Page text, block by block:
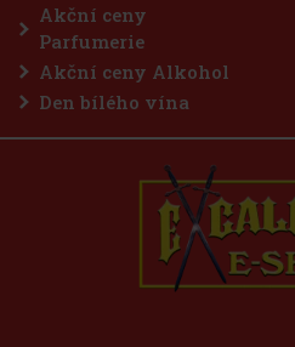
Akční ceny
Parfumerie
Akční ceny Alkohol
Den bílého vína